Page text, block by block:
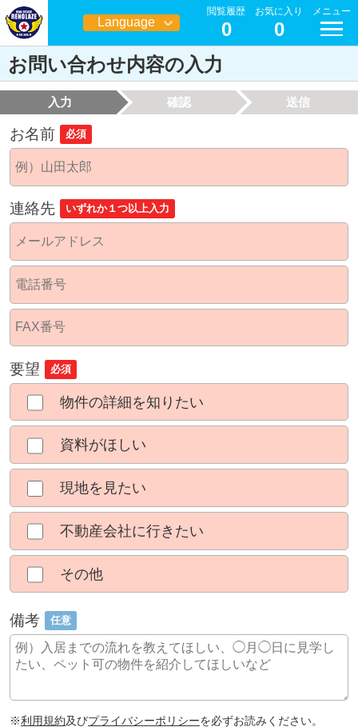
Language
日本語
閲覧履歴
0
お気に入り
0
メニュー
お問い合わせ内容の入力
入力 確認 送信
お名前 必須
連絡先 いずれか１つ以上入力
要望 必須
物件の詳細を知りたい
資料がほしい
現地を見たい
不動産会社に行きたい
その他
備考 任意
※利用規約及びプライバシーポリシーを必ずお読みください。